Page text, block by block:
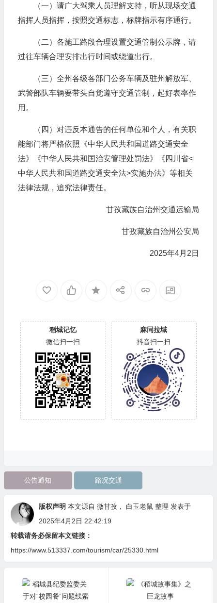
（一）请广大驾乘人员理解支持，听从现场交通
指挥人员指挥，按照交通标志，标牌指示有序通行。
（二）各施工路段合理设置交通管制公示牌，请
过往车辆合理安排出行时间或绕道出行。
（三）全州各级各部门公务车辆及驻州解放军、
武警部队车辆要带头自觉遵守交通管制，起好表率作
用。
（四）对违反本通告的任何单位和个人，有关职
能部门将严格依照《中华人民共和国道路交通安全
法》《中华人民共和国治安管理处罚法》《四川省<
中华人民共和国道路交通安全法>实施办法》等相关
法律法规，追究法律责任。
甘孜藏族自治州交通运输局
甘孜藏族自治州公安局
2025年4月2日
稻城记忆
微信扫一扫
麻同拉域
抖音扫一扫
公告通知 路况交通
版权声明 本文源自 微甘孜， 白玉老鼠 整理 发表于
2025年4月2日 22:42:19
转载请务必保留本文链接：
https://www.513337.com/tourism/car/25330.html